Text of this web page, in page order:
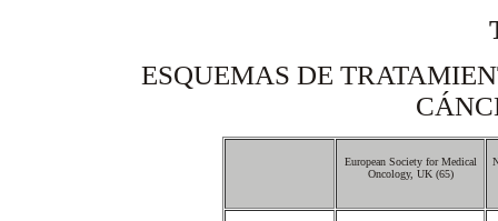
ESQUEMAS DE
European Society for Medical
Oncology, UK (65)